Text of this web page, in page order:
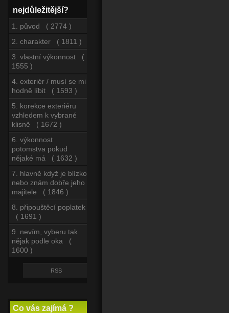
nejdůležitější?
1. původ ( 2774 )
2. charakter ( 1811 )
3. vlastní výkonnost (
1555 )
4. exteriér / musí se mi
hodně líbit ( 1593 )
5. korekce exteriéru
vzhledem k vybrané
klisně ( 1672 )
6. výkonnost
potomstva pokud
nějaké má ( 1632 )
7. hlavně když je blízko
nebo znám dobře jeho
majitele ( 1846 )
8. připouštěcí poplatek
( 1691 )
9. nevím, vyberu tak
nějak podle oka (
1600 )
RSS
Co vás zajímá ?